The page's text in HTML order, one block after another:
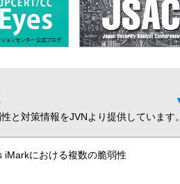
と対策情報をJVNより提供しています。
iMarkにおける複数の脆弱性